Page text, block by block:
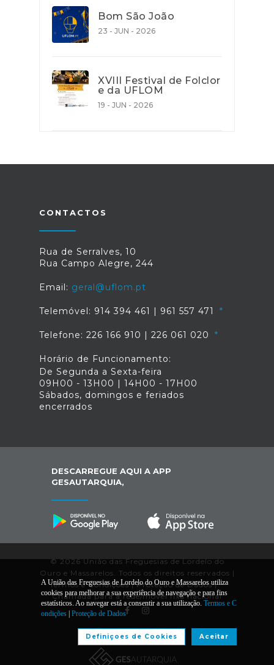
Bom São João
23 - JUN - 2026
XVIII Festival de Folclor
e da UFLOM
19 - JUN - 2026
CONTACTOS
Rua de Serralves, 10
Rua Campo Alegre, 244
Email: geral@uflom.pt
Telemóvel: 914 394 461 | 961 557 471
Telefone: 226 166 910 | 226 061 020
Horário de Funcionamento:
De Segunda a Sexta-feira
09H00 - 13H00 | 14H00 - 17H00
Sábados, domingos e feriados
encerrados
DESCARREGUE AQUI A APP
GESAUTARQUIA,
© 2026 União das Freguesias de Lordelo do
Ouro e Massarelos. Todos os direitos reservados |
Termos e Condições|Proteção de Dados|*
Chamada para a rede/móvel fixa nacional
Desenvolvido por:
A União das Freguesias de Lordelo do Ouro e Massarelos utiliza
cookies para melhorar a sua experiência de navegação e para fins
estatísticos. Ao navegar está a consentir a sua utilização. Termos e C
ondições| Proteção de Dados
Aceitar
Definiçoes de Cookies